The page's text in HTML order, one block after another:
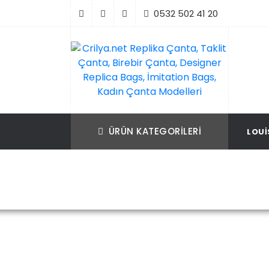
0532 502 41 20
Kadın Çanta Modelleri
ÜRÜN KATEGORILERI